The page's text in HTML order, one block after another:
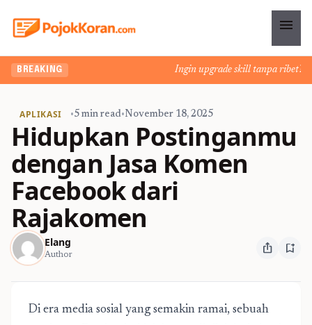
menu
BREAKING Ingin upgrade skill tanpa ribet?
APLIKASI •5 min read•November 18, 2025
Hidupkan Postinganmu
dengan Jasa Komen
Facebook dari
Rajakomen
Elang
Author ios_share bookmark_add
Di era media sosial yang semakin ramai, sebuah